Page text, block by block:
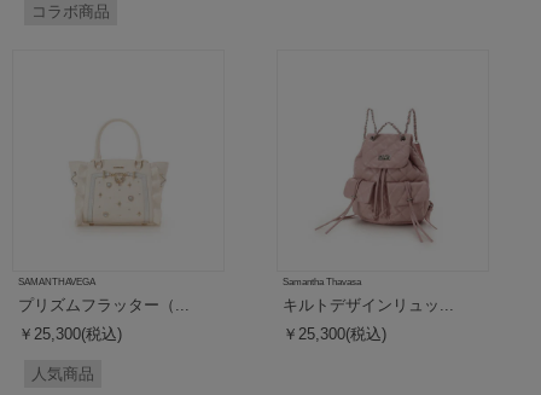
コラボ商品
SAMANTHAVEGA
プリズムフラッター（...
￥25,300(税込)
人気商品
Samantha Thavasa
キルトデザインリュッ...
￥25,300(税込)